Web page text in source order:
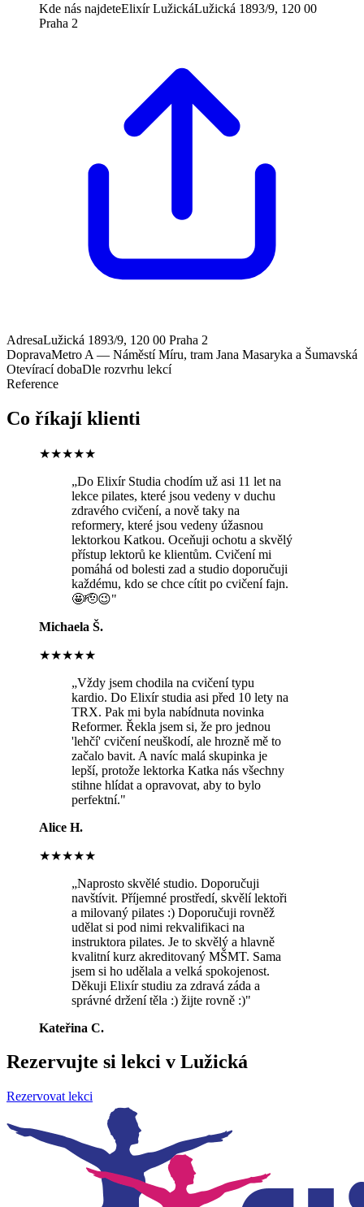
Kde nás najdeteElixír LužickáLužická 1893/9, 120 00
Praha 2
AdresaLužická 1893/9, 120 00 Praha 2
DopravaMetro A — Náměstí Míru, tram Jana Masaryka a Šumavská
Otevírací dobaDle rozvrhu lekcí
Reference
Co říkají klienti
★★★★★
„Do Elixír Studia chodím už asi 11 let na
lekce pilates, které jsou vedeny v duchu
zdravého cvičení, a nově taky na
reformery, které jsou vedeny úžasnou
lektorkou Katkou. Oceňuji ochotu a skvělý
přístup lektorů ke klientům. Cvičení mi
pomáhá od bolesti zad a studio doporučuji
každému, kdo se chce cítit po cvičení fajn.
🤩🫡😉"
Michaela Š.
★★★★★
„Vždy jsem chodila na cvičení typu
kardio. Do Elixír studia asi před 10 lety na
TRX. Pak mi byla nabídnuta novinka
Reformer. Řekla jsem si, že pro jednou
'lehčí' cvičení neuškodí, ale hrozně mě to
začalo bavit. A navíc malá skupinka je
lepší, protože lektorka Katka nás všechny
stihne hlídat a opravovat, aby to bylo
perfektní."
Alice H.
★★★★★
„Naprosto skvělé studio. Doporučuji
navštívit. Příjemné prostředí, skvělí lektoři
a milovaný pilates :) Doporučuji rovněž
udělat si pod nimi rekvalifikaci na
instruktora pilates. Je to skvělý a hlavně
kvalitní kurz akreditovaný MŠMT. Sama
jsem si ho udělala a velká spokojenost.
Děkuji Elixír studiu za zdravá záda a
správné držení těla :) žijte rovně :)"
Kateřina C.
Rezervujte si lekci v Lužická
Rezervovat lekci